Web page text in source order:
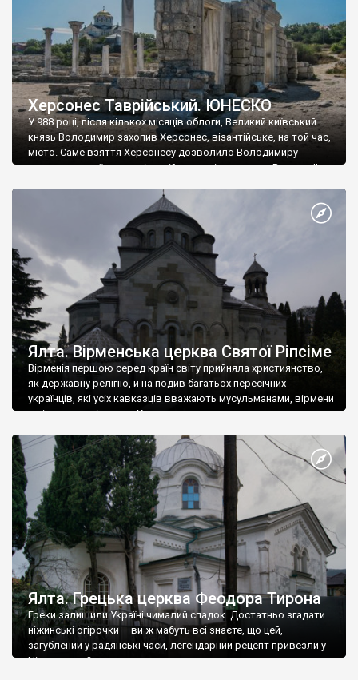
Херсонес Таврійський. ЮНЕСКО
У 988 році, після кількох місяців облоги, Великий київський
князь Володимир захопив Херсонес, візантійське, на той час,
місто. Саме взяття Херсонесу дозволило Володимиру
диктувати свої умови візантійському імператору Василю ІІ, та
Херсонесі Володимир-язичник, став Василем-християнином.
А потім було Хрещення Русі. На честь Херсонесу Таврійського
Ялта. Вірменська церква Святої Ріпсіме
Вірменія першою серед країн світу прийняла християнство,
як державну релігію, й на подив багатьох пересічних
українців, які усіх кавказців вважають мусульманами, вірмени
є відданими вірянами Христа
Ялта. Грецька церква Феодора Тирона
Греки залишили Україні чималий спадок. Достатньо згадати
ніжинські огірочки – ви ж мабуть всі знаєте, що цей,
загублений у радянські часи, легендарний рецепт привезли у
Ніжин греки?